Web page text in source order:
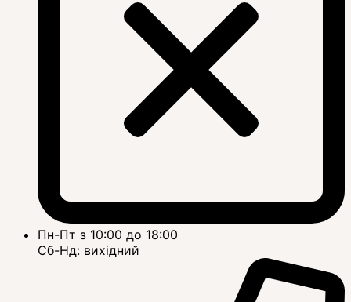
Пн-Пт з 10:00 до 18:00
Сб-Нд: вихідний